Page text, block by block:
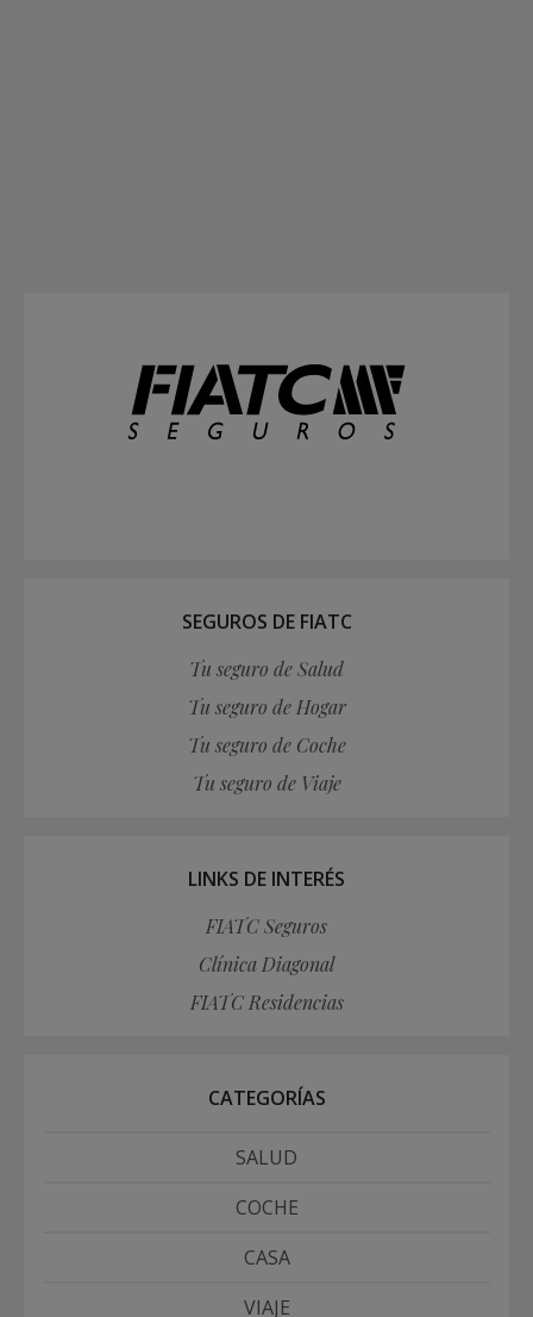
SEGUROS DE FIATC
Tu seguro de Salud
Tu seguro de Hogar
Tu seguro de Coche
Tu seguro de Viaje
LINKS DE INTERÉS
FIATC Seguros
Clínica Diagonal
FIATC Residencias
CATEGORÍAS
SALUD
COCHE
CASA
VIAJE